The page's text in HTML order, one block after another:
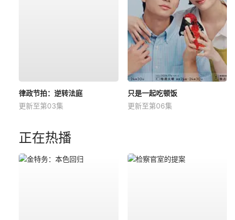
律政节拍：逆转法庭
更新至第03集
只是一起吃顿饭
更新至第06集
正在热播